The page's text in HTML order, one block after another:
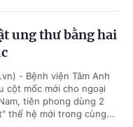
ung thư bằng hai
- Bệnh viện Tâm Anh
cột mốc mới cho ngoại
tiên phong dùng 2
thế hệ mới trong cùng...